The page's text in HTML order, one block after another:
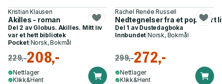
Kristian Klausen
Akilles - roman
Del 2 av Globus. Akilles. Mitt liv
var et hett bibliotek
Pocket| Norsk, Bokmål
229,-208,-
Nettlager
Klikk&Hent
Rachel Renée Russell
Nedtegnelser fra et populært
Del 1 av Dustedagboka
Innbundet |Norsk, Bokmål
299,-272,-
Nettlager
Klikk&Hent